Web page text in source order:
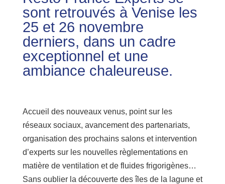
sont retrouvés à Venise les
25 et 26 novembre
derniers, dans un cadre
exceptionnel et une
ambiance chaleureuse.
Accueil des nouveaux venus, point sur les
réseaux sociaux, avancement des partenariats,
organisation des prochains salons et intervention
d’experts sur les nouvelles règlementations en
matière de ventilation et de fluides frigorigènes…
Sans oublier la découverte des îles de la lagune et